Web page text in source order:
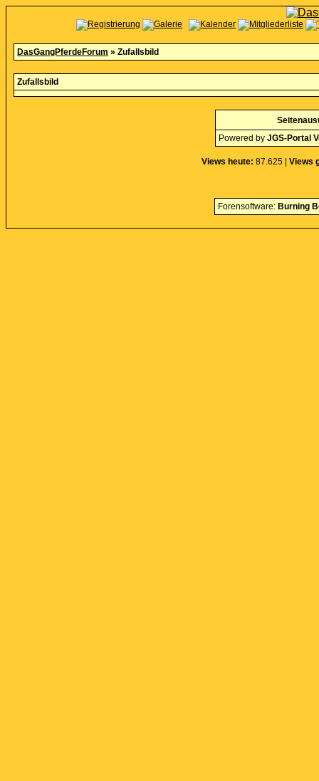
DasGangPferdeForum » Zufallsbild
Zufallsbild
Powered by JGS-Portal
Views heute: 87.625 | Views
Forensoftware: Burning